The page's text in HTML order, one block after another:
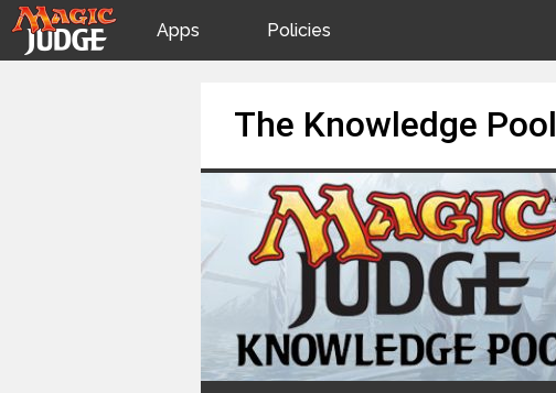
Apps Policies
The Knowledge Pool